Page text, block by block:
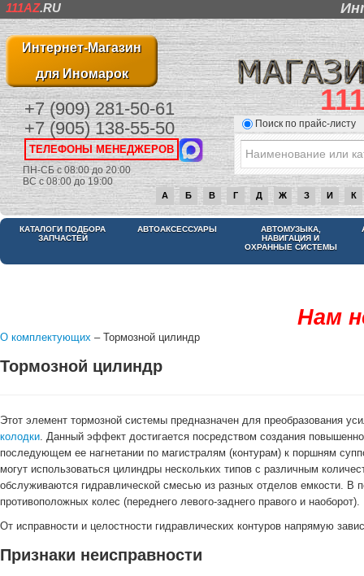
111AZ.RU
Интернет-Магазин
для Иномарок
+7 (909) 281-50-61
+7 (905) 138-55-50
ТЕЛЕФОНЫ МЕНЕДЖЕРОВ
ПН-СБ с 08:00 до 20:00
ВС с 08:00 до 19:00
Поиск по прайс-листу
А Б В Г Д Ж З И К
КАТАЛОГИ ПОДБОРА
ЗАПЧАСТЕЙ
АВТОАКСЕССУАРЫ
АВТОМУЗЫКА,
НАВИГАЦИЯ И
ОХРАННЫЕ СИСТЕМЫ
Нам
О комплектующих – Тормозной цилиндр
Тормозной цилиндр
Этот элемент тормозной системы предназначен для преобразования
колодки. Данный эффект достигается посредством создания
последующем ее нагнетании по магистралям (контурам) к поршням
могут использоваться цилиндры нескольких типов с различным
обслуживаются гидравлической смесью из разных отделов емкости. В
противоположных колес (переднего левого-заднего правого и наоборот).
От исправности и целостности гидравлических контуров напрямую
Признаки неисправности